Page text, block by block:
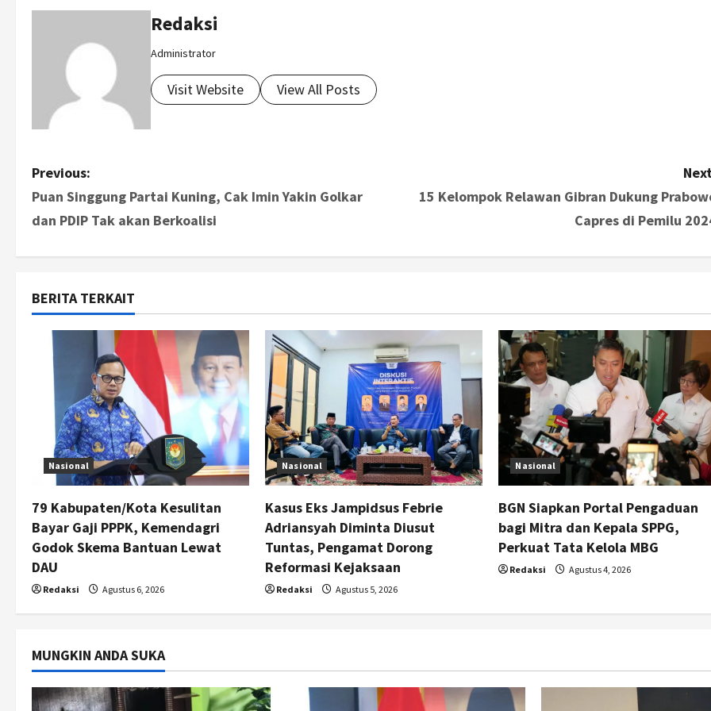
Redaksi
Administrator
Visit Website View All Posts
P
o
n
t
i
o
n
Previous:
Puan Singgung Partai Kuning, Cak Imin Yakin Golkar
dan PDIP Tak akan Berkoalisi
15 Kelompok Relawan Gibran Dukung
Capres di Pemilu
BERITA TERKAIT
Nasional
79 Kabupaten/Kota Kesulitan
Bayar Gaji PPPK, Kemendagri
Godok Skema Bantuan Lewat
DAU
Redaksi Agustus 6, 2026
Nasional
Kasus Eks Jampidsus Febrie
Adriansyah Diminta Diusut
Tuntas, Pengamat Dorong
Reformasi Kejaksaan
Redaksi Agustus 5, 2026
Nasional
BGN Siapkan Portal Pengaduan
bagi Mitra dan Kepala SPPG,
Perkuat Tata Kelola MBG
Redaksi Agustus 4, 2026
MUNGKIN ANDA SUKA